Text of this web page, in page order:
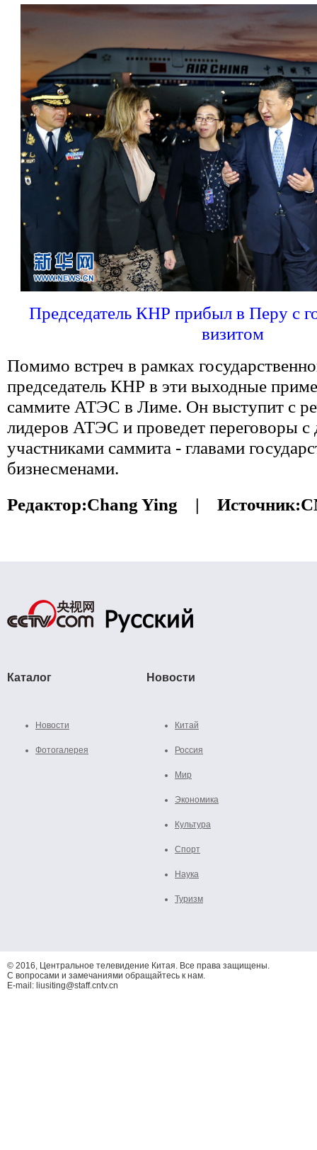
Председатель КНР прибыл в Перу с
визитом
Помимо встреч в рамках
председатель КНР в эти выходные
саммите АТЭС в Лиме. Он выступит с
лидеров АТЭС и проведет переговоры с
участниками саммита - главами
бизнесменами.
Редактор:Chang Ying | Источник:
Каталог
Новости
Фотогалерея
Новости
Китай
Россия
Мир
Экономика
Культура
Спорт
Наука
Туризм
© 2016, Центральное телевидение Китая. Все права защищены.
С вопросами и замечаниями обращайтесь к нам.
E-mail: liusiting@staff.cntv.cn